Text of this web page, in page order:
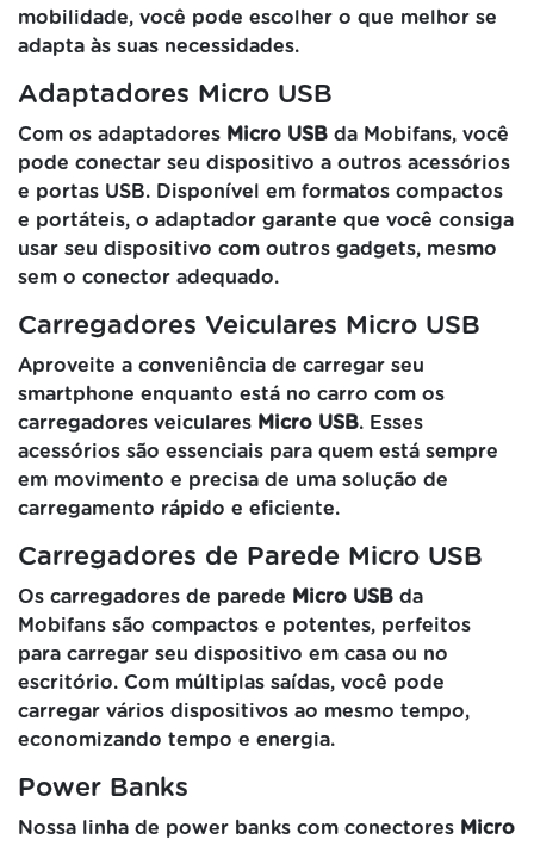
mobilidade, você pode escolher o que melhor se
adapta às suas necessidades.
Adaptadores Micro USB
Com os adaptadores Micro USB da Mobifans, você
pode conectar seu dispositivo a outros acessórios
e portas USB. Disponível em formatos compactos
e portáteis, o adaptador garante que você consiga
usar seu dispositivo com outros gadgets, mesmo
sem o conector adequado.
Carregadores Veiculares Micro USB
Aproveite a conveniência de carregar seu
smartphone enquanto está no carro com os
carregadores veiculares Micro USB. Esses
acessórios são essenciais para quem está sempre
em movimento e precisa de uma solução de
carregamento rápido e eficiente.
Carregadores de Parede Micro USB
Os carregadores de parede Micro USB da
Mobifans são compactos e potentes, perfeitos
para carregar seu dispositivo em casa ou no
escritório. Com múltiplas saídas, você pode
carregar vários dispositivos ao mesmo tempo,
economizando tempo e energia.
Power Banks
Nossa linha de power banks com conectores Micro